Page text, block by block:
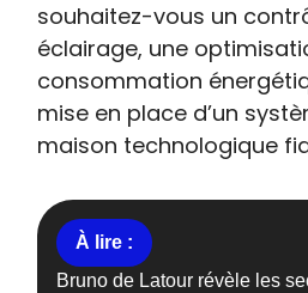
souhaitez-vous un
éclairage, une
consommation
mise en place d’un
maison technologique
Bruno de Latour révèle les